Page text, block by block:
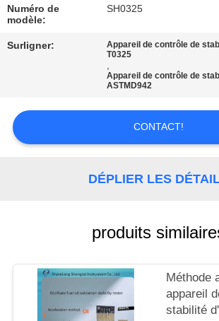
PLAN
DU
Numéro de
modèle:
SH0325
Surligner:
Appareil de contrôle de
T0325
,
Appareil de contrôle de
ASTMD942
CONTACT!
DÉPLIER LES
produits
Méthode
appareil
stabilité